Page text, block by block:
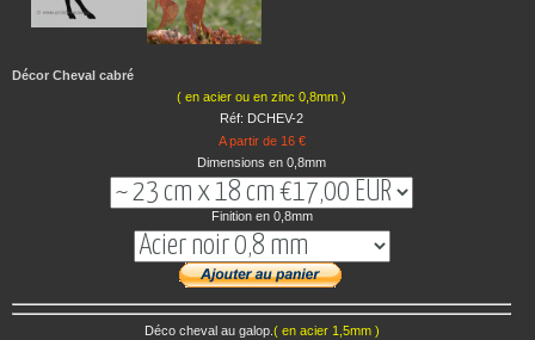
Décor Cheval cabré
( en acier ou en zinc 0,8mm )
Réf: DCHEV-2
A partir de 16 €
Dimensions en 0,8mm
Finition en 0,8mm
Déco cheval au galop. ( en acier 1,5mm )